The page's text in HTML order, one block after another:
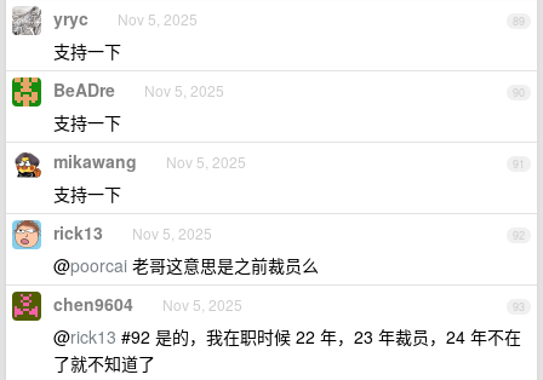
89
yryc Nov 5, 2025
支持一下
90
BeADre Nov 5, 2025
支持一下
91
mikawang Nov 5, 2025
支持一下
92
rick13 Nov 5, 2025
@poorcai 老哥这意思是之前裁员么
93
chen9604 Nov 5, 2025
@rick13 #92 是的，我在职时候 22 年，23 年裁员，24 年不在
了就不知道了